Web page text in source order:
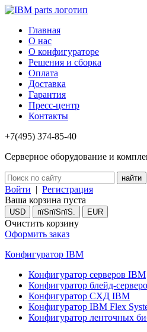
Главная
О нас
О конфигураторе
Решения и сборка
Оплата
Доставка
Гарантия
Пресс-центр
Контакты
+7(495) 374-85-40
Серверное оборудование и
Войти | Регистрация
Ваша корзина пуста
USD пїЅпїЅпїЅ. EUR
Очистить корзину
Оформить заказ
Конфигуратор IBM
Конфигуратор серверов IBM
Конфигуратор блейд-
Конфигуратор СХД IBM
Конфигуратор IBM Flex
Конфигуратор ленточных